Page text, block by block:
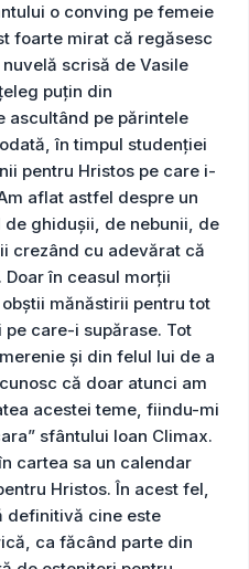
o conving pe femeie
foarte mirat că regăsesc
scrisă de Vasile
puțin din
ascultând pe părintele
în timpul studenției
pentru Hristos pe care i-
aflat astfel despre un
ghidușii, de nebunii, de
crezând cu adevărat că
Doar în ceasul morții
mănăstirii pentru tot
care-i supărase. Tot
și din felul lui de a
că doar atunci am
acestei teme, fiindu-mi
sfântului Ioan Climax.
cartea sa un calendar
Hristos. În acest fel,
definitivă cine este
ca făcând parte din